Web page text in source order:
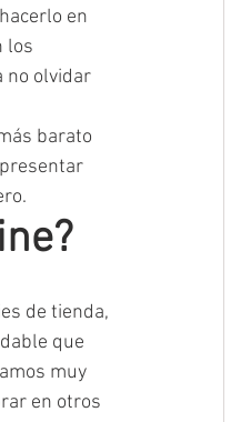
en
los
no olvidar
barato
de tienda,
que
muy
en otros